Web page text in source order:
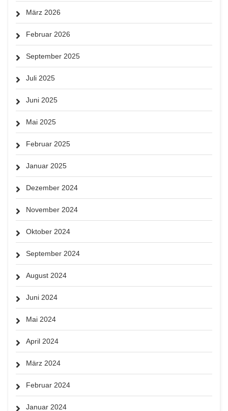
März 2026
Februar 2026
September 2025
Juli 2025
Juni 2025
Mai 2025
Februar 2025
Januar 2025
Dezember 2024
November 2024
Oktober 2024
September 2024
August 2024
Juni 2024
Mai 2024
April 2024
März 2024
Februar 2024
Januar 2024